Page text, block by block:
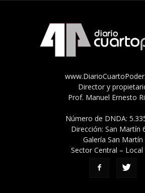
Director y
Prof. Manuel Ernesto
Número de DNDA:
Dirección: San Martín
Galería San Martín
Sector Central – Local